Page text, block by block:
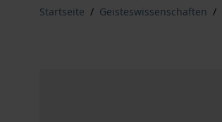
Startseite / Geisteswissenschaften /